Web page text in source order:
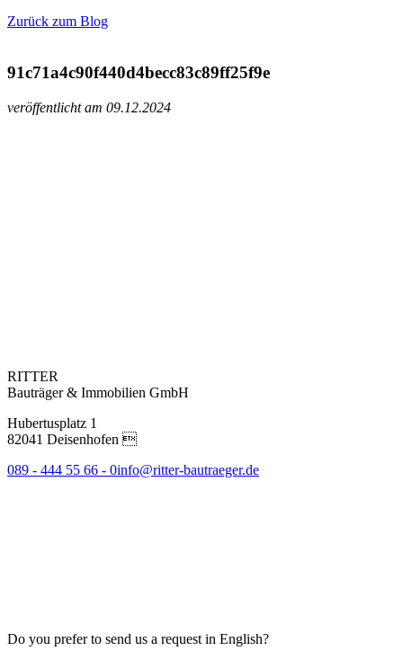
Zurück zum Blog
91c71a4c90f440d4becc83c89ff25f9e
veröffentlicht am 09.12.2024
RITTER
Bauträger & Immobilien GmbH
Hubertusplatz 1
82041 Deisenhofen 
089 - 444 55 66 - 0info@ritter-bautraeger.de
Do you prefer to send us a request in English?